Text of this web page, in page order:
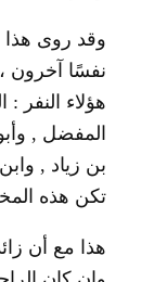
وقد روى
نفسًا آخرون
هؤلاء النفر
المفضل ,
بن زياد ,
تكن هذه
هذا مع أن